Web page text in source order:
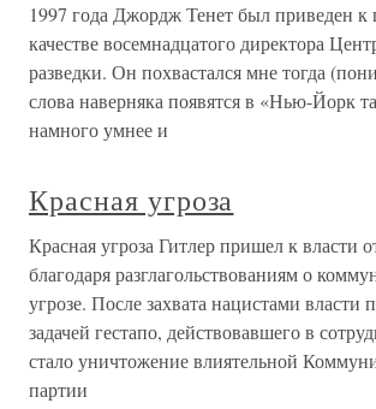
1997 года Джордж Тенет был приведен к
качестве восемнадцатого директора
разведки. Он похвастался мне тогда
слова наверняка появятся в «Нью-Йорк
намного умнее и
Красная угроза
Красная угроза Гитлер пришел к власти
благодаря разглагольствованиям о
угрозе. После захвата нацистами власти
задачей гестапо, действовавшего в
стало уничтожение влиятельной
партии